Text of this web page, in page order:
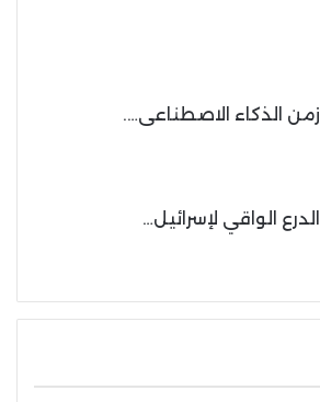
زمن الذكاء الاصطناعى….
الدرع الواقي لإسرائيل…